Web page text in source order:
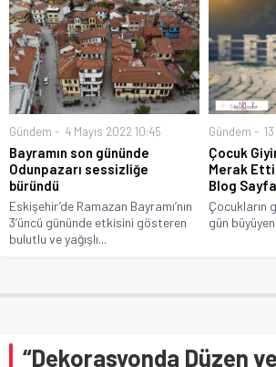
Gündem 4 Mayıs 2022 10:45
Bayramın son gününde
Odunpazarı sessizliğe
büründü
Eskişehir’de Ramazan Bayramı’nın
3’üncü gününde etkisini gösteren
bulutlu ve yağışlı...
Gündem
Çocuk
Merak
Blog
Çocukların
gün
“Dekorasyonda Düzen ve